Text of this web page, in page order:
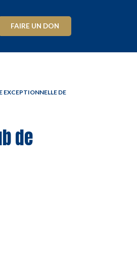
FAIRE UN DON
EXCEPTIONNELLE DE
de